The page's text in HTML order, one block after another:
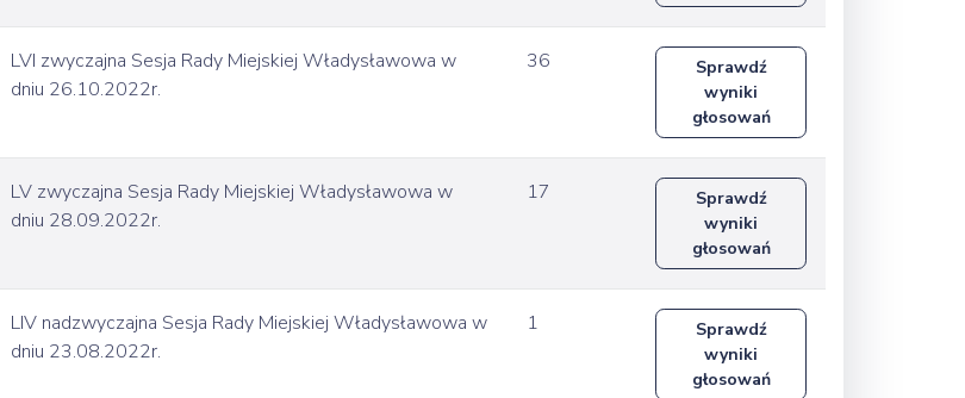
LVI zwyczajna Sesja Rady Miejskiej Władysławowa w
dniu 26.10.2022r.
36
Sprawdź
wyniki
głosowań
LV zwyczajna Sesja Rady Miejskiej Władysławowa w
dniu 28.09.2022r.
17
Sprawdź
wyniki
głosowań
LIV nadzwyczajna Sesja Rady Miejskiej Władysławowa w
dniu 23.08.2022r.
1
Sprawdź
wyniki
głosowań